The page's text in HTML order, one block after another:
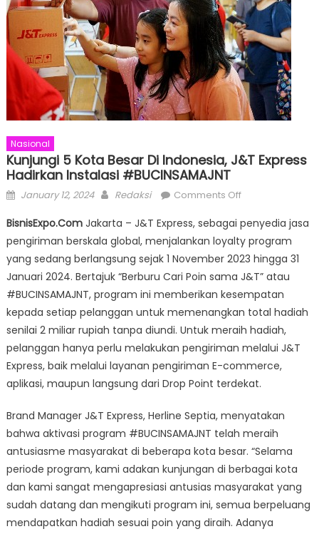
Nasional
Kunjungi 5 Kota Besar Di Indonesia, J&T Express
Hadirkan Instalasi #BUCINSAMAJNT
Posted
January 12, 2024 Author
Redaksi Comments Offon
5
Kota
Besar
Di
Indonesia,
J&T
Express
Hadirkan
#BUCINSAMAJNT
BisnisExpo.ComJakarta – J&T Express, sebagai penyedia jasa
pengiriman berskala global, menjalankan loyalty program
yang sedang berlangsung sejak 1 November 2023 hingga 31
Januari 2024. Bertajuk “Berburu Cari Poin sama J&T” atau
#BUCINSAMAJNT, program ini memberikan kesempatan
kepada setiap pelanggan untuk memenangkan total hadiah
senilai 2 miliar rupiah tanpa diundi. Untuk meraih hadiah,
pelanggan hanya perlu melakukan pengiriman melalui J&T
Express, baik melalui layanan pengiriman E-commerce,
aplikasi, maupun langsung dari Drop Point terdekat.
Brand Manager J&T Express, Herline Septia, menyatakan
bahwa aktivasi program #BUCINSAMAJNT telah meraih
antusiasme masyarakat di beberapa kota besar. “Selama
periode program, kami adakan kunjungan di berbagai kota
dan kami sangat mengapresiasi antusias masyarakat yang
sudah datang dan mengikuti program ini, semua berpeluang
mendapatkan hadiah sesuai poin yang diraih. Adanya